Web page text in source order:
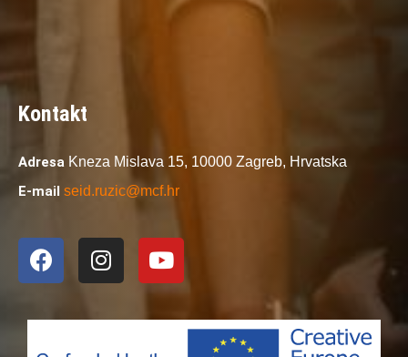
Kontakt
Adresa Kneza Mislava 15, 10000 Zagreb, Hrvatska
E-mail seid.ruzic@mcf.hr